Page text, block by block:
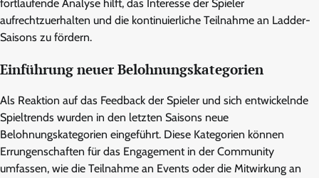
fortlaufende Analyse hilft, das Interesse der Spieler
aufrechtzuerhalten und die kontinuierliche Teilnahme an Ladder-
Saisons zu fördern.
Einführung neuer Belohnungskategorien
Als Reaktion auf das Feedback der Spieler und sich entwickelnde
Spieltrends wurden in den letzten Saisons neue
Belohnungskategorien eingeführt. Diese Kategorien können
Errungenschaften für das Engagement in der Community
umfassen, wie die Teilnahme an Events oder die Mitwirkung an